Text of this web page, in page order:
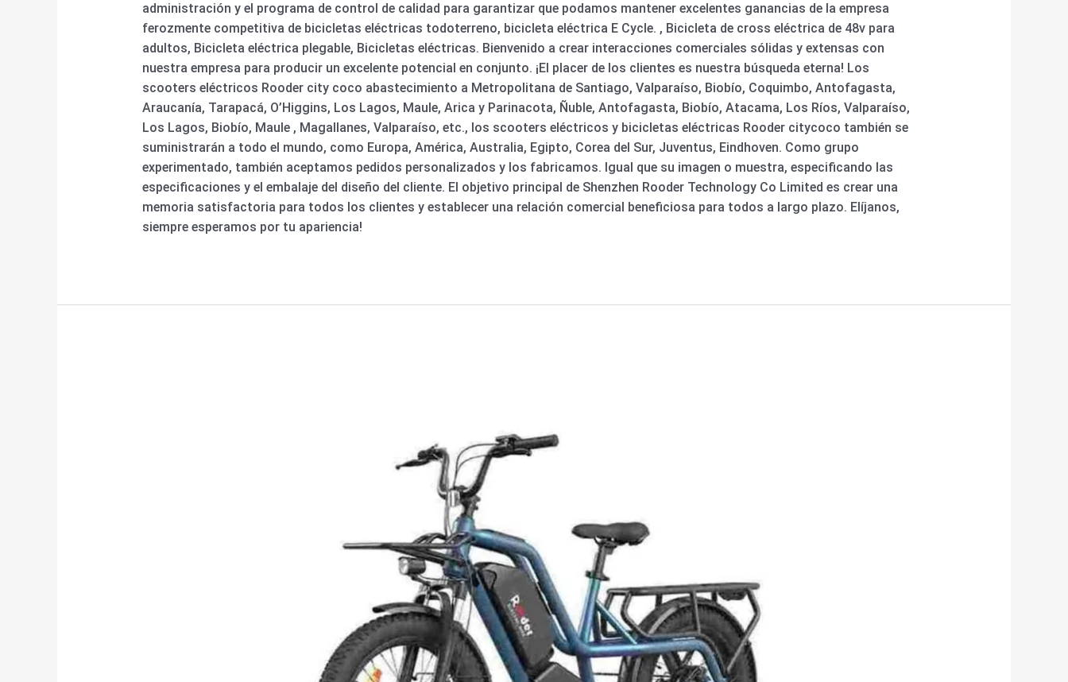
administración y el programa de control de calidad para garantizar que podamos mantener excelentes ganancias de la empresa
ferozmente competitiva de bicicletas eléctricas todoterreno, bicicleta eléctrica E Cycle. , Bicicleta de cross eléctrica de 48v para
adultos, Bicicleta eléctrica plegable, Bicicletas eléctricas. Bienvenido a crear interacciones comerciales sólidas y extensas con
nuestra empresa para producir un excelente potencial en conjunto. ¡El placer de los clientes es nuestra búsqueda eterna! Los
scooters eléctricos Rooder city coco abastecimiento a Metropolitana de Santiago, Valparaíso, Biobío, Coquimbo, Antofagasta,
Araucanía, Tarapacá, O’Higgins, Los Lagos, Maule, Arica y Parinacota, Ñuble, Antofagasta, Biobío, Atacama, Los Ríos, Valparaíso,
Los Lagos, Biobío, Maule , Magallanes, Valparaíso, etc., los scooters eléctricos y bicicletas eléctricas Rooder citycoco también se
suministrarán a todo el mundo, como Europa, América, Australia, Egipto, Corea del Sur, Juventus, Eindhoven. Como grupo
experimentado, también aceptamos pedidos personalizados y los fabricamos. Igual que su imagen o muestra, especificando las
especificaciones y el embalaje del diseño del cliente. El objetivo principal de Shenzhen Rooder Technology Co Limited es crear una
memoria satisfactoria para todos los clientes y establecer una relación comercial beneficiosa para todos a largo plazo. Elíjanos,
siempre esperamos por tu apariencia!